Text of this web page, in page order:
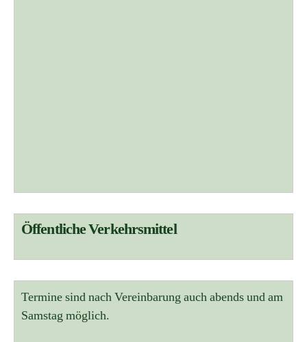
Öffentliche Verkehrsmittel
Termine sind nach Vereinbarung auch abends und am
Samstag möglich.